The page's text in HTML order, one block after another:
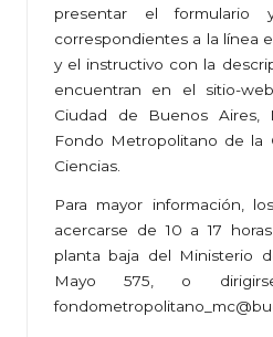
presentar el formulario
correspondientes a la línea
y el instructivo con la
encuentran en el sitio-
Ciudad de Buenos Aires,
Fondo Metropolitano de la
Ciencias.
Para mayor información,
acercarse de 10 a 17
planta baja del Ministerio
Mayo 575, o